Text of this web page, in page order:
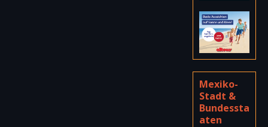
Mexiko-
Stadt &
Bundessta
aten